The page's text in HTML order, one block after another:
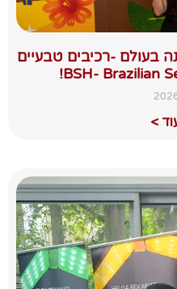
בעולם -רכיבים טבעיים
>